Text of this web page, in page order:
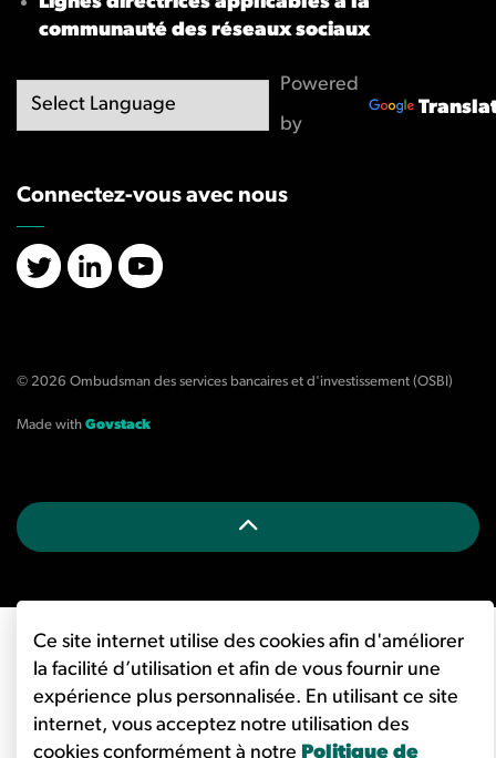
communauté des réseaux sociaux
Powered
by
Connectez-vous avec nous
X/TwitterLinkedInYouTube
© 2026 Ombudsman des services bancaires et d'investissement (OSBI)
Made with Govstack
Ce site internet utilise des cookies afin d'améliorer
la facilité d’utilisation et afin de vous fournir une
expérience plus personnalisée. En utilisant ce site
internet, vous acceptez notre utilisation des
cookies conformément à notre Politique de